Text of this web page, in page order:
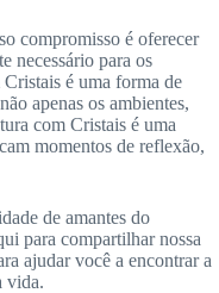
compromisso é oferecer
necessário para os
é uma forma de
apenas os ambientes,
com Cristais é uma
momentos de reflexão,
de amantes do
para compartilhar nossa
ajudar você a encontrar a
vida.